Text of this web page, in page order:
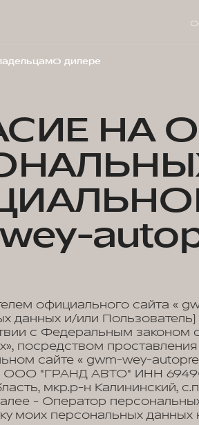
О дилере
НА
официального сайта «
данных и/или
с Федеральным законом
посредством
сайте « gwm-wey-
ООО "ГРАНД АВТО" ИНН
мкр.р-н Калининский,
- Оператор
моих персональных данных